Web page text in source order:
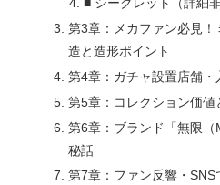
第3章：メカファン必見
造と造形ポイント
第4章：ガチャ設置店舗・
第5章：コレクション価値
第6章：ブランド「無限
秘話
第7章：ファン反響・